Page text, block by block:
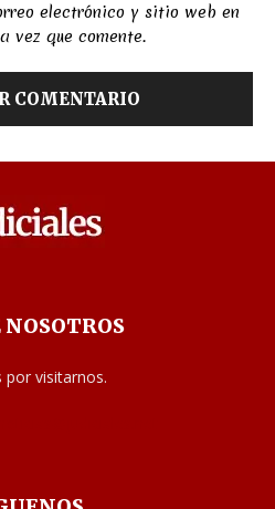
electrónico y sitio web en
vez que comente.
NOSOTROS
por visitarnos.